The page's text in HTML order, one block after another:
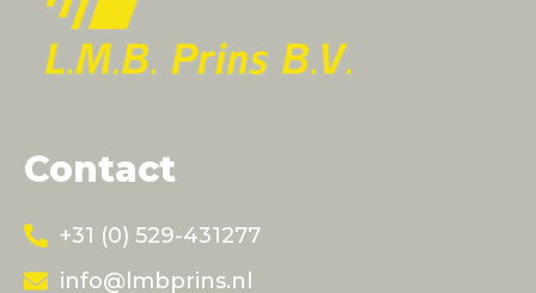
Contact
+31 (0) 529-431277
info@lmbprins.nl